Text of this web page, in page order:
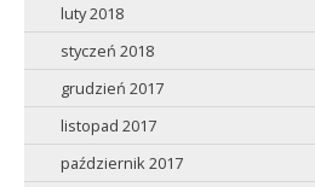
luty 2018
styczeń 2018
grudzień 2017
listopad 2017
październik 2017